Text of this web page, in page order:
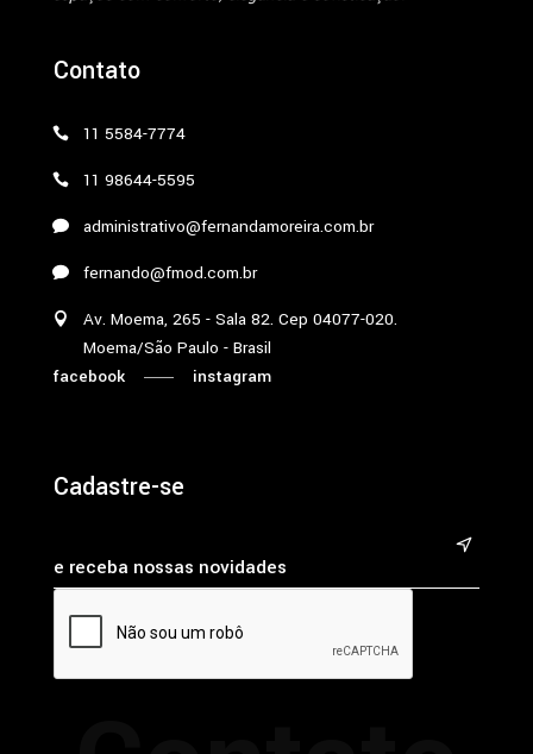
Contato
11 5584-7774
11 98644-5595
administrativo@fernandamoreira.com.br
fernando@fmod.com.br
Av. Moema, 265 - Sala 82. Cep 04077-020.
Moema/São Paulo - Brasil
facebook
instagram
Cadastre-se
&